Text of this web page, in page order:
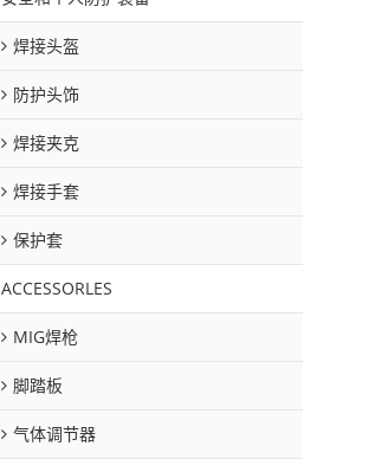
焊接头盔
防护头饰
焊接夹克
焊接手套
保护套
ACCESSORLES
MIG焊枪
脚踏板
气体调节器